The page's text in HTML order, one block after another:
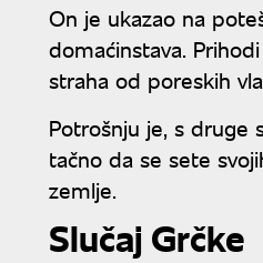
On je ukazao na
domaćinstava.
straha od poreskih
Potrošnju je, s druge
tačno da se sete
zemlje.
Slučaj Grčke